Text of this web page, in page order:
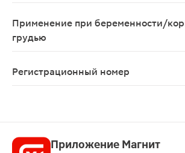
Применение при беременности/
грудью
Регистрационный номер
Приложение Магнит